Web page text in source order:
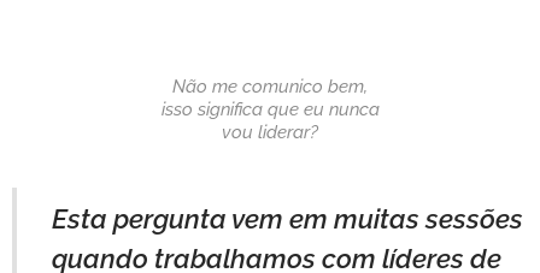
Não me comunico bem,
isso significa que eu nunca
vou liderar?
Esta pergunta vem em muitas sessões
quando trabalhamos com líderes de